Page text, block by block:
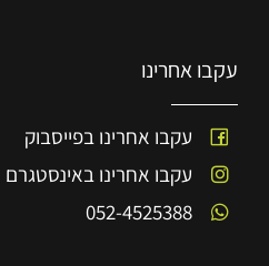
עקבו אחרינו
עקבו אחרינו בפייסבוק
עקבו אחרינו באינסטגרם
052-4525388